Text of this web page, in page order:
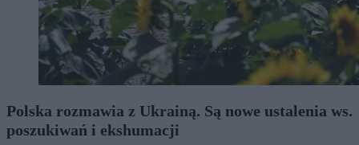
Polska rozmawia z Ukrainą. Są nowe ustalenia ws.
poszukiwań i ekshumacji